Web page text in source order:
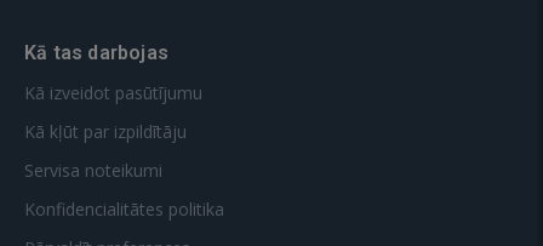
Kā tas darbojas
Kā izveidot pasūtījumu
Kā kļūt par izpildītāju
Servisa noteikumi
Konfidencialitātes politika